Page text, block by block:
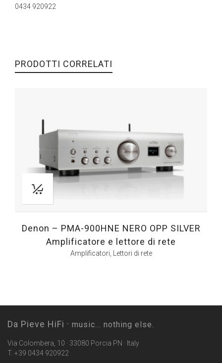
0434 920922
PRODOTTI CORRELATI
Denon – PMA-900HNE NERO OPP SILVER
Amplificatore e lettore di rete
Amplificatori, Lettori di rete
Da Pieve HiFi · music... nothing else.
Via Colombera, 10 · 33080 Porcia PN · Italy
T. +39 0434 920922